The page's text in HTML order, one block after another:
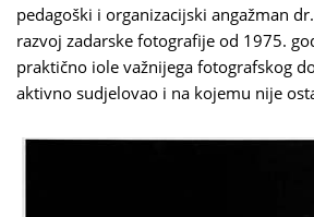
pedagoški i organizacijski angažman
razvoj zadarske fotografije od 1975.
praktično iole važnijega fotografskog
aktivno sudjelovao i na kojemu nije